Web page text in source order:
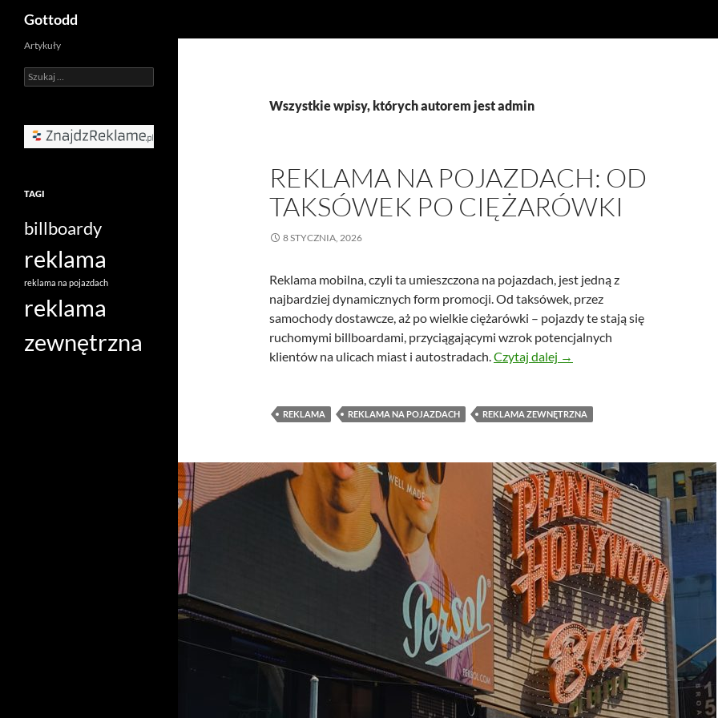
Przejdź
treści
Gottodd
Wszystkie wpisy, których autorem jest admin
REKLAMA NA POJAZDACH: OD
TAKSÓWEK PO CIĘŻARÓWKI
8 STYCZNIA, 2026
Reklama mobilna, czyli ta umieszczona na pojazdach, jest jedną z
najbardziej dynamicznych form promocji. Od taksówek, przez
samochody dostawcze, aż po wielkie ciężarówki – pojazdy te stają się
ruchomymi billboardami, przyciągającymi wzrok potencjalnych
klientów na ulicach miast i autostradach.Czytaj dalej Reklama na pojazdach: od
→
REKLAMA REKLAMA NA POJAZDACH REKLAMA ZEWNĘTRZNA
Artykuły
Szukaj:
TAGI
billboardy
reklama
reklama na pojazdach
reklama
zewnętrzna